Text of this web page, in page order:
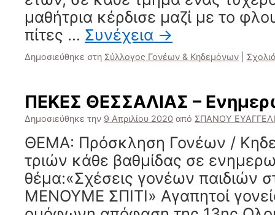
μαθήτρια κέρδισε μαζί με το
πίτες … Συνέχεια →
Δημοσιεύθηκε στη Σύλλογος Γονέων & Κηδεμόνων
ΠΕΚΕΣ ΘΕΣΣΑΛΙΑΣ –
Δημοσιεύθηκε την 9 Απριλίου 2020 από ΣΠΑΝΟΥ
ΘΕΜΑ: Πρόσκληση Γονέων /
τριών κάθε βαθμίδας σε
θέμα:«Σχέσεις γονέων παιδιών
ΜΕΝΟΥΜΕ ΣΠΙΤΙ» Αγαπητοί